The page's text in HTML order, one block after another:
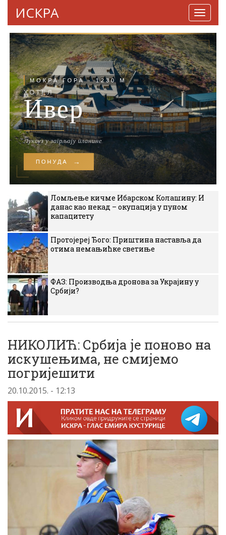
ИСКРА
Ломљење кичме Ибарском Колашину: И
данас као некад – окупација у пуном
капацитету
Протојереј Ђого: Приштина наставља да
отима немањићке светиње
ФАЗ: Производња дронова за Украјину у
Србији?
НИКОЛИЋ: Србија је поново на
искушењима, не смијемо
погријешити
20.10.2015. - 12:13